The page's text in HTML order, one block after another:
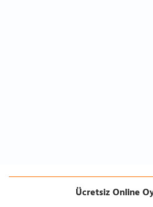
Ücretsiz Online